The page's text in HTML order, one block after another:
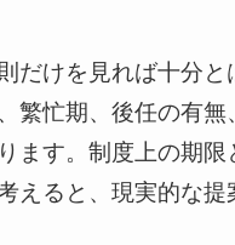
だけを見れば十分と
繁忙期、後任の有無
ます。制度上の期限
えると、現実的な提